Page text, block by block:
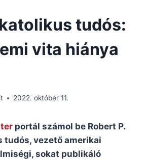
tudós:
vita hiánya
2022. október 11.
portál számol be Robert P.
tudós, vezető amerikai
sokat publikáló